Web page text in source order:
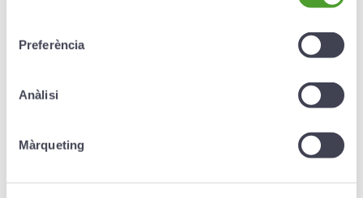
Preferència
Anàlisi
MàrquetingLe capital maximum qu'il est possible d'assuré
équivaut à un solde débiteur de 900 000 euros